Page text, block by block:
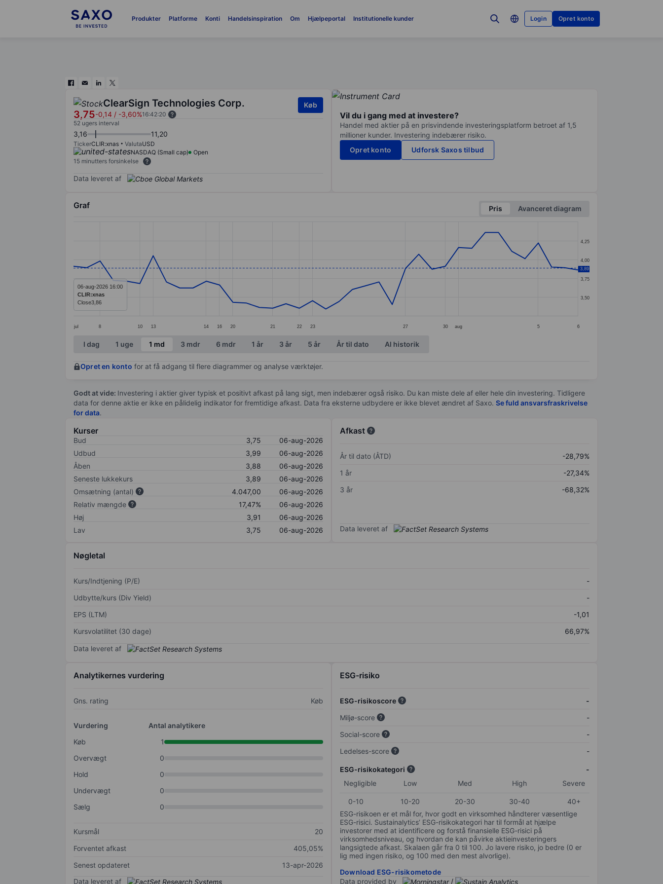
Produkter Platforme Konti Handelsinspiration Om Hjælpeportal Institutionelle kunder Login Opret konto
ClearSign Technologies Corp.
3,75-0,14 / -3,60%16:42:20
Køb
52 ugers interval
3,16 11,20
TickerCLIR:xnas ValutaUSD
NASDAQ (Small cap)
Open
15 minutters forsinkelse
Data leveret af
Vil du i gang med at investere?
Handel med aktier på en prisvindende investeringsplatform betroet af 1,5
millioner kunder. Investering indebærer risiko.
Opret konto
Udforsk Saxos tilbud
Graf Pris
Avanceret diagram
The chart has 1 X axis displaying categories.
The chart has 1 Y axis displaying values. Data ranges from 3.34 to 4.36.
jul 8 10 13 14 16 20 21 22 23 27 30 aug 5 6
3,50
3,75
4,00
4,25
3,89
06-aug-2026 16:00
CLIR:xnas
Close3,86
End of interactive chart.
I dag 1 uge 1 md 3 mdr 6 mdr 1 år 3 år 5 år År til dato Al historik
Opret en konto for at få adgang til flere diagrammer og analyse værktøjer.
Godt at vide: Investering i aktier giver typisk et positivt afkast på lang sigt, men indebærer også risiko. Du kan miste dele af eller hele din investering. Tidligere
data for denne aktie er ikke en pålidelig indikator for fremtidige afkast. Data fra eksterne udbydere er ikke blevet ændret af Saxo. Se fuld ansvarsfraskrivelse
for data.
Kurser
Bud 3,75
06-aug-2026
Udbud
3,99
06-aug-2026
Åben
3,88
06-aug-2026
Seneste lukkekurs
3,89
06-aug-2026
Omsætning (antal)
4.047,00
06-aug-2026
Relativ mængde
17,47%
06-aug-2026
Høj
3,91
06-aug-2026
Lav
3,75 06-aug-2026
Afkast
År til dato (ÅTD)
-28,79%
1 år
-27,34%
3 år
-68,32%
Data leveret af
Nøgletal
Kurs/Indtjening (P/E)
-
Udbytte/kurs (Div Yield)
-
EPS (LTM)
-1,01
Kursvolatilitet (30 dage)
66,97%
Data leveret af
Analytikernes vurdering
Gns. rating Køb
Vurdering
Antal analytikere
Køb
1
Overvægt
0
Hold
0
Undervægt
0
Sælg
0
Kursmål
20
Forventet afkast
405,05%
Senest opdateret
13-apr-2026
Data leveret af
ESG-risiko
ESG-risikoscore
-
Miljø-score
-
Social-score
-
Ledelses-score
-
ESG-risikokategori
-
Negligible
Low Med High Severe
0-10 10-20 20-30 30-40
40+
ESG-risikoen er et mål for, hvor godt en virksomhed håndterer væsentlige
ESG-risici. Sustainalytics’ ESG-risikokategori har til formål at hjælpe
investorer med at identificere og forstå finansielle ESG-risici på
virksomhedsniveau, og hvordan de kan påvirke aktieinvesteringers
langsigtede afkast. Skalaen går fra 0 til 100. Jo lavere risiko, jo bedre (0 er
lig med ingen risiko, og 100 med den mest alvorlige).
Download ESG-risikometode
Data provided by
/